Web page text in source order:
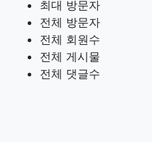
최대 방문자
전체 방문자
전체 회원수
전체 게시물
전체 댓글수